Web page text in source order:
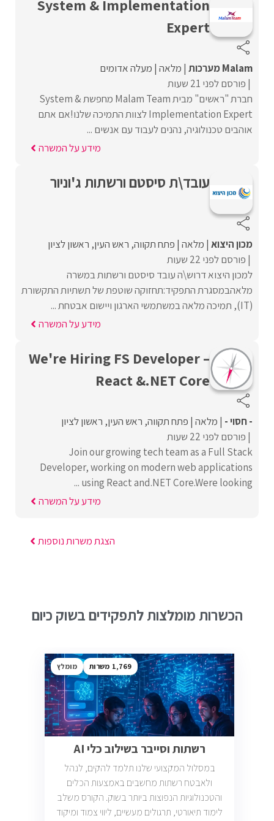
System & Implementation
Expert
Malam מערכות מלאה מעלה אדומים
פורסם לפני 21 שעות
חברת "ראשים" מבית Malam Team מחפשת System &
Implementation Expert לצוות התמיכה שלנו!אם אתם
אוהבים טכנולוגיה, נהנים לעבוד עם אנשים ...
מידע על המשרה
עובד\ת סיסטם ורשתות ג'וניור
מכון היצוא מלאה פתח תקווה ראש העין ראשון לציון
פורסם לפני 22 שעות
למכון היצוא דרוש\ה עובד סיסטם ורשתות במשרה
מלאהבמסגרת התפקיד:תחזוקה שוטפת של תשתיות התקשורת
(IT), תמיכה מלאה במשתמשי הארגון ויישום אבטחת ...
מידע על המשרה
We're Hiring FS Developer –
React &.NET Core
- חסוי - מלאה פתח תקווה ראש העין ראשון לציון
פורסם לפני 22 שעות
Join our growing tech team as a Full Stack
Developer, working on modern web applications
using React and.NET Core.Were looking ...
מידע על המשרה
הצגת משרות נוספות
הכשרות מומלצות לתפקידים בשוק כיום
1,769 מומלץ
רשתות וסייבר בשילוב כלי AI
במסלול המקצועי שלנו תלמד להקים, לנהל
ולאבטח רשתות מחשבים באמצעות הכלים
והטכנולוגיות הנפוצות ביותר בשוק. הקורס משלב
לימוד תיאורטי, תרגולים מעשיים, ליווי צמוד ומיקוד